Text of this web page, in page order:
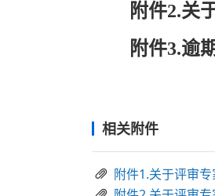
附件2.关
附件3.逾
相关附件
附件1.关于评审